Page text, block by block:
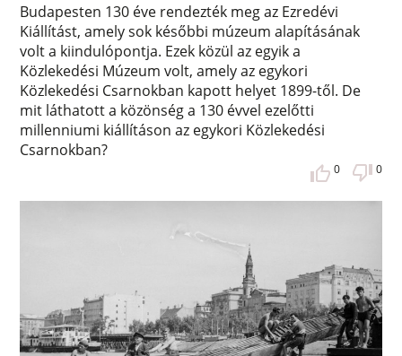
Budapesten 130 éve rendezték meg az Ezredévi
Kiállítást, amely sok későbbi múzeum alapításának
volt a kiindulópontja. Ezek közül az egyik a
Közlekedési Múzeum volt, amely az egykori
Közlekedési Csarnokban kapott helyet 1899-től. De
mit láthatott a közönség a 130 évvel ezelőtti
millenniumi kiállításon az egykori Közlekedési
Csarnokban?
0 0